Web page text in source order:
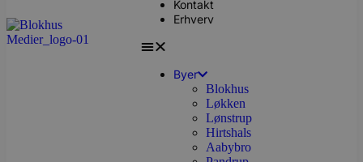
Kontakt
Erhverv
Byer
Blokhus
Løkken
Lønstrup
Hirtshals
Aabybro